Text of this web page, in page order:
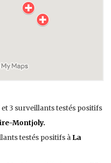
3 surveillants testés positifs
Montjoly.
testés positifs à La